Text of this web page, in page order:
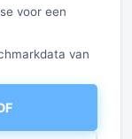
voor een
van